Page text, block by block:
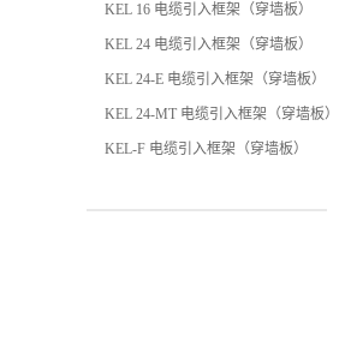
KEL 16 电缆引入框架（穿墙板）
KEL 24 电缆引入框架（穿墙板）
KEL 24-E 电缆引入框架（穿墙板）
KEL 24-MT 电缆引入框架（穿墙板）
KEL-F 电缆引入框架（穿墙板）